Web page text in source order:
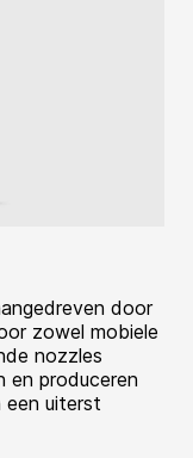
door
zowel mobiele
nozzles
en produceren
een uiterst